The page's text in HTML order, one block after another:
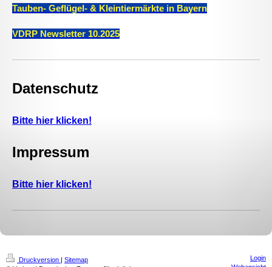
Tauben- Geflügel- & Kleintiermärkte in Bayern
VDRP Newsletter 10.2025
Datenschutz
Bitte hier klicken!
Impressum
Bitte hier klicken!
Druckversion | Sitemap
Login